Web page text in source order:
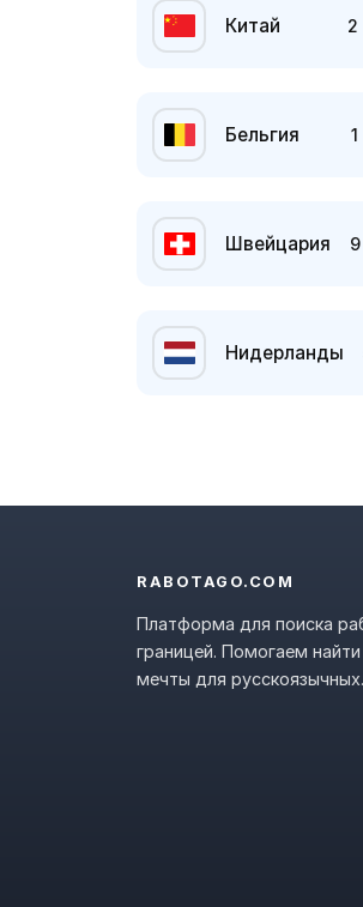
Китай 2
Бельгия
Швейцария
Нидерланды
RABOTAGO.COM
Платформа для поиска
границей. Помогаем
мечты для русскоязычных.